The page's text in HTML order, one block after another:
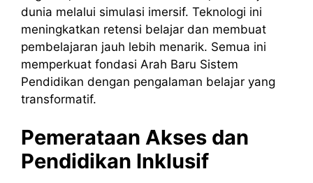
dunia melalui simulasi imersif. Teknologi ini
meningkatkan retensi belajar dan membuat
pembelajaran jauh lebih menarik. Semua ini
memperkuat fondasi Arah Baru Sistem
Pendidikan dengan pengalaman belajar yang
transformatif.
Pemerataan Akses dan
Pendidikan Inklusif